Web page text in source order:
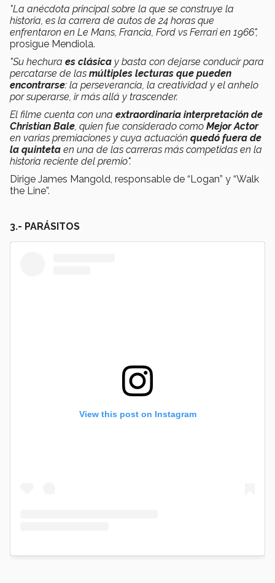
"La anécdota principal sobre la que se construye la
historia, es la carrera de autos de 24 horas que
enfrentaron en Le Mans, Francia, Ford vs Ferrari en 1966",
prosigue Mendiola.
"Su hechura es clásica y basta con dejarse conducir para
percatarse de las múltiples lecturas que pueden
encontrarse: la perseverancia, la creatividad y el anhelo
por superarse, ir más allá y trascender.
El filme cuenta con una extraordinaria interpretación de
Christian Bale, quien fue considerado como Mejor Actor
en varias premiaciones y cuya actuación quedó fuera de
la quinteta en una de las carreras más competidas en la
historia reciente del premio".
Dirige James Mangold, responsable de “Logan” y “Walk
the Line”.
3.- PARÁSITOS
View this post on Instagram